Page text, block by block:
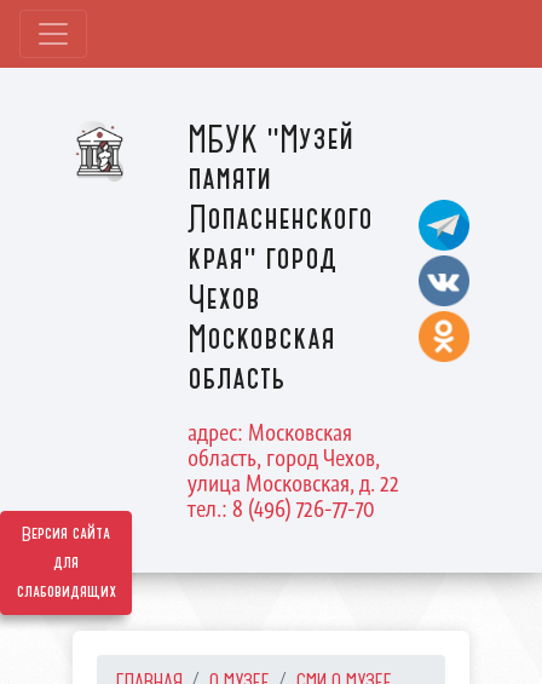
Версия сайта
для
слабовидящих
МБУК "Музей
памяти
Лопасненского
края" город
Чехов
Московская
область
адрес: Московская
область, город Чехов,
улица Московская, д. 22
тел.: 8 (496) 726-77-70